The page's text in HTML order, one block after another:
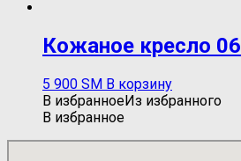
Кожаное кресло 06
5 900 ЅМ В корзину
В избранноеИз избранного
В избранное